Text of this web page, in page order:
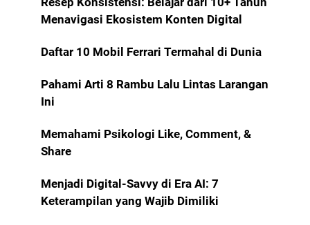
Menavigasi Ekosistem Konten Digital
Daftar 10 Mobil Ferrari Termahal di Dunia
Pahami Arti 8 Rambu Lalu Lintas Larangan
Ini
Memahami Psikologi Like, Comment, &
Share
Menjadi Digital-Savvy di Era AI: 7
Keterampilan yang Wajib Dimiliki